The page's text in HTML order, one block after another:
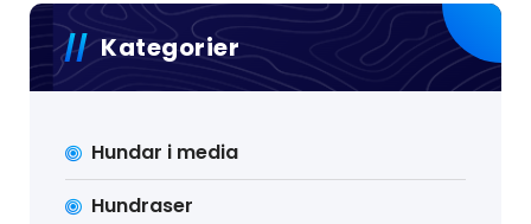
Kategorier
Hundar i media
Hundraser